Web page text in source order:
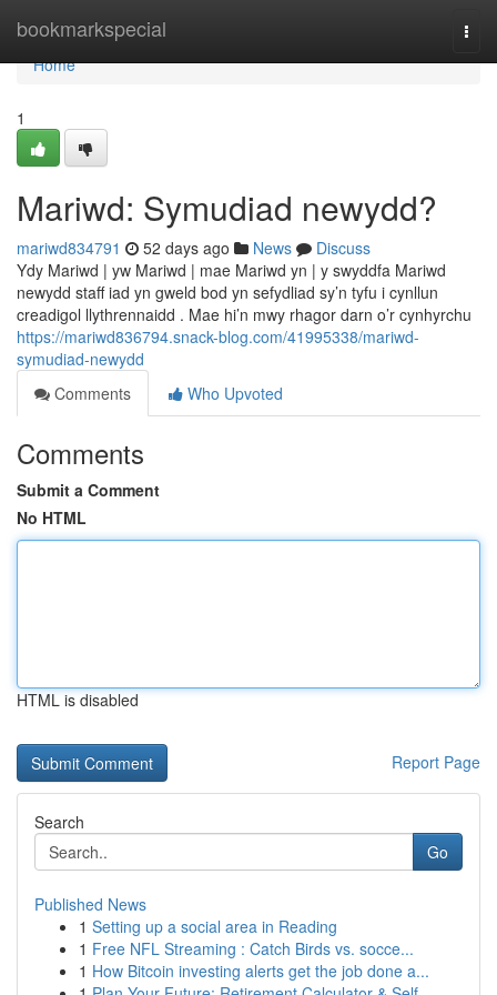
bookmarkspecial
Home
Home
1
Mariwd: Symudiad newydd?
mariwd834791 52 days ago News
Discuss
Ydy Mariwd | yw Mariwd | mae Mariwd yn | y swyddfa Mariwd
newydd staff iad yn gweld bod yn sefydliad sy’n tyfu i cynllun
creadigol llythrennaidd . Mae hi’n mwy rhagor darn o’r cynhyrchu
https://mariwd836794.snack-blog.com/41995338/mariwd-
symudiad-newydd
Comments
Who Upvoted
Comments
Submit a Comment
No HTML
HTML is disabled
Report Page
Search
Go
Published News
1 Setting up a social area in Reading
1 Free NFL Streaming : Catch Birds vs. socce...
1 How Bitcoin investing alerts get the job done a...